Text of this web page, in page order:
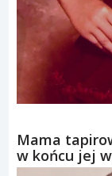
Mama
w końcu jej